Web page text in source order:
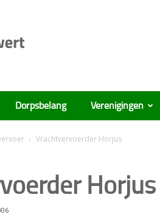
Dorpsbelang Verenigingen
Vrachtvervoerder Horjus
Horjus